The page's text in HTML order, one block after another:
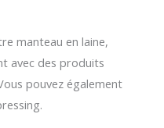
manteau en laine,
avec des produits
pouvez également